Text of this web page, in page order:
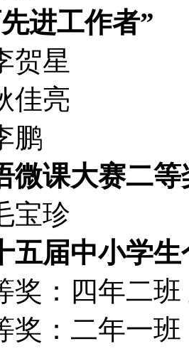
进工作者”
贺星
佳亮
鹏
微课大赛二等
宝珍
五届中小学
奖：四年二
奖：二年一班